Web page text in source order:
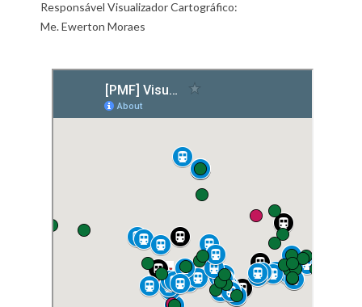
Responsável Visualizador Cartográfico:
Me. Ewerton Moraes